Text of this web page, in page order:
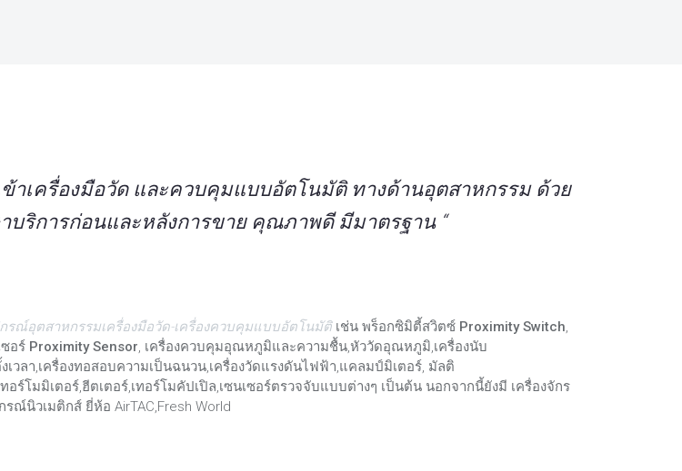
าเครื่องมือวัด และควบคุมแบบอัตโนมัติ ทางด้านอุตสาหกรรม ด้วย
ริการก่อนและหลังการขาย คุณภาพดี มีมาตรฐาน “
รณ์อุตสาหกรรมเครื่องมือวัด-เครื่องควบคุมแบบอัตโนมัติ เช่น พร็อกซิมิตี้สวิตซ์ Proximity Switch,
อร์ Proximity Sensor, เครื่องควบคุมอุณหภูมิและความชื้น,หัววัดอุณหภูมิ,เครื่องนับ
เวลา,เครื่องทอสอบความเป็นฉนวน,เครื่องวัดแรงดันไฟฟ้า,แคลมป์มิเตอร์, มัลติ
ทอร์โมมิเตอร์,ฮีตเตอร์,เทอร์โมคัปเปิล,เซนเซอร์ตรวจจับแบบต่างๆ เป็นต้น นอกจากนี้ยังมี เครื่องจักร
ณ์นิวเมติกส์ ยี่ห้อ AirTAC,Fresh World